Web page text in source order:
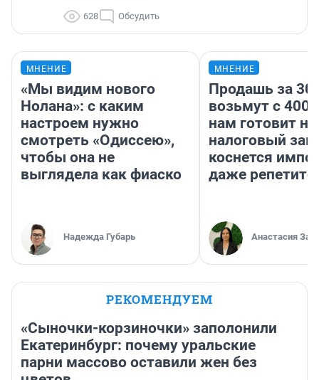
628 Обсудить
МНЕНИЕ
«Мы видим нового
Нолана»: с каким
настроем нужно
смотреть «Одиссею»,
чтобы она не
выглядела как фиаско
Надежда Губарь
МНЕНИЕ
Продашь за
возьмут с
нам готовит
налоговый
коснется
даже
Анастасия
РЕКОМЕНДУЕМ
«Сыночки-корзиночки» заполонили
Екатеринбург: почему уральские
парни массово оставили жен без